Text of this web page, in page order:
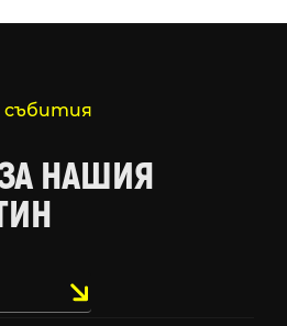
събития
НАШИЯ